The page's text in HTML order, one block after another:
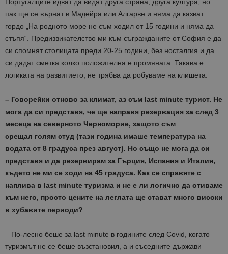
Португалците идват да видят друга страна, друга култура, но
пак ще се върнат в Мадейра или Алгарве и няма да казват
гордо „На родното море не съм ходил от 15 години и няма да
стъпя“. Предизвикателство ми към съгражданите от София е да
си спомнят столицата преди 20-25 години, без носталгия и да
си дадат сметка колко положителна е промяната. Такава е
логиката на развитието, не трябва да робуваме на клишета.
– Говорейки отново за климат, аз съм last minute турист. Не
мога да си представя, че ще направя резервация за след 3
месеца на северното Черноморие, защото съм
срещал голям студ (тази година имаше температура на
водата от 8 градуса през август). Но също не мога да си
представя и да резервирам за Гърция, Испания и Италия,
където не ми се ходи на 45 градуса. Как се справяте с
наплива в last minute туризма и не е ли логично да отиваме
към него, просто цените на леглата ще стават много високи
в хубавите периоди?
– По-лесно беше за last minute в годините след Covid, когато
туризмът не се беше възстановил, а и съседните държави